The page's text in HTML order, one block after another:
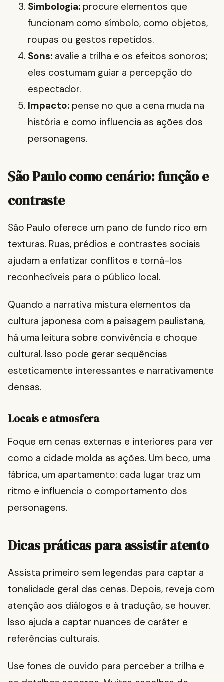
Simbologia: procure elementos que
funcionam como símbolo, como objetos,
roupas ou gestos repetidos.
Sons: avalie a trilha e os efeitos sonoros;
eles costumam guiar a percepção do
espectador.
Impacto: pense no que a cena muda na
história e como influencia as ações dos
personagens.
São Paulo como cenário: função e
contraste
São Paulo oferece um pano de fundo rico em
texturas. Ruas, prédios e contrastes sociais
ajudam a enfatizar conflitos e torná-los
reconhecíveis para o público local.
Quando a narrativa mistura elementos da
cultura japonesa com a paisagem paulistana,
há uma leitura sobre convivência e choque
cultural. Isso pode gerar sequências
esteticamente interessantes e narrativamente
densas.
Locais e atmosfera
Foque em cenas externas e interiores para ver
como a cidade molda as ações. Um beco, uma
fábrica, um apartamento: cada lugar traz um
ritmo e influencia o comportamento dos
personagens.
Dicas práticas para assistir atento
Assista primeiro sem legendas para captar a
tonalidade geral das cenas. Depois, reveja com
atenção aos diálogos e à tradução, se houver.
Isso ajuda a captar nuances de caráter e
referências culturais.
Use fones de ouvido para perceber a trilha e